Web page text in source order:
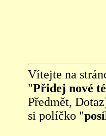
Vítejte na
"Přidej nové
Předmět,
si políčko "